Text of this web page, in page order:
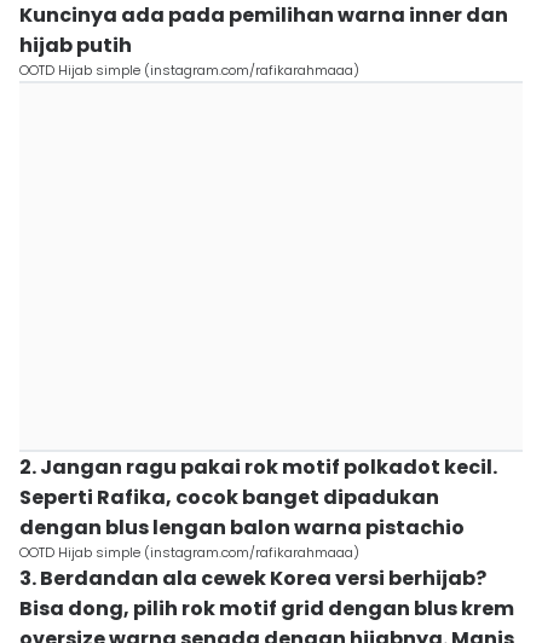
Kuncinya ada pada pemilihan warna inner dan
hijab putih
OOTD Hijab simple (instagram.com/rafikarahmaaa)
2. Jangan ragu pakai rok motif polkadot kecil.
Seperti Rafika, cocok banget dipadukan
dengan blus lengan balon warna pistachio
OOTD Hijab simple (instagram.com/rafikarahmaaa)
3. Berdandan ala cewek Korea versi berhijab?
Bisa dong, pilih rok motif grid dengan blus krem